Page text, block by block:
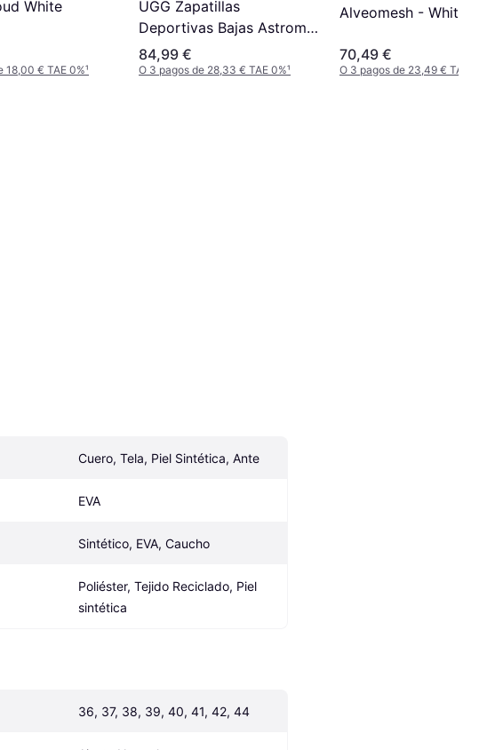
White
18,00 € TAE 0%¹
UGG Zapatillas
Deportivas Bajas Astromel
Cuero - Marrón
84,99 €
O 3 pagos de 28,33 € TAE 0%¹
Alveomesh - White/
70,49 €
O 3 pagos de 23,49 € TAE 0%
Cuero, Tela, Piel Sintética, Ante
EVA
Sintético, EVA, Caucho
Poliéster, Tejido Reciclado, Piel
sintética
36, 37, 38, 39, 40, 41, 42, 44